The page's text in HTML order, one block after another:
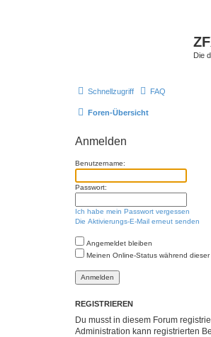
Die
Schnellzugriff FAQ
Foren-Übersicht
Anmelden
Benutzername:
Passwort:
Ich habe mein Passwort vergessen
Die Aktivierungs-E-Mail erneut senden
Angemeldet bleiben
Meinen Online-Status während
REGISTRIEREN
Du musst in diesem Forum
Administration kann registrierten